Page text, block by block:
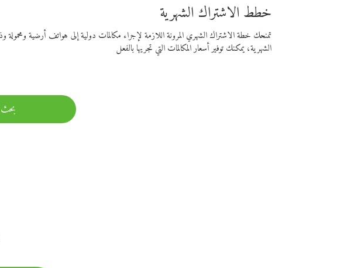
خطط الاشتراك الشهرية
تمنحك خطة الاشتراك الشهري المرونة اللازمة لإجراء مكالمات دولية إلى هواتف أرضية
الشهرية، يمكنك توفير أسعار المكالمات التي تجريها بالفعل